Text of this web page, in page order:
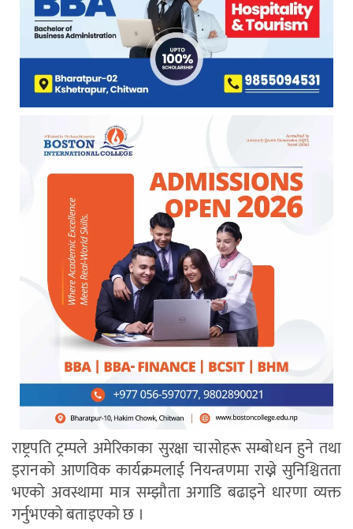
राष्ट्रपति ट्रम्पले अमेरिकाका सुरक्षा चासोहरू सम्बोधन हुने तथा
इरानको आणविक कार्यक्रमलाई नियन्त्रणमा राख्ने सुनिश्चितता
भएको अवस्थामा मात्र सम्झौता अगाडि बढाइने धारणा व्यक्त
गर्नुभएको बताइएको छ ।